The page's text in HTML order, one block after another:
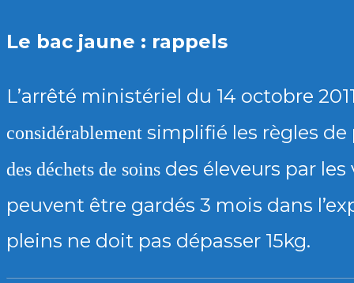
Le bac jaune : rappels
L’arrêté ministériel du 14 octobre
considérablement simplifié les règles
des déchets de soins des éleveurs par
peuvent être gardés 3 mois dans
pleins ne doit pas dépasser 15kg.